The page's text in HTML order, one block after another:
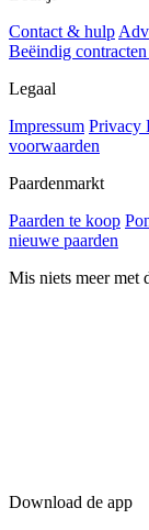
Contact & hulp
Beëindig
Legaal
Impressum Privacy
voorwaarden
Paardenmarkt
Paarden te koop
nieuwe paarden
Mis niets meer met
Download de app